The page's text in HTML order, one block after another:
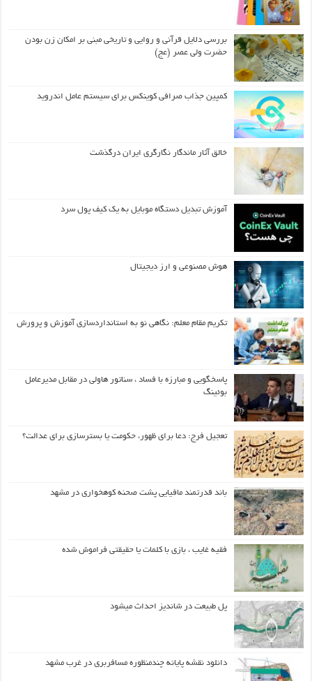
بررسی دلایل قرآنی و روایی و تاریخی مبنی بر امکان زن بودن
حضرت ولی عصر (عج)
کمپین جذاب صرافی کوینکس برای سیستم عامل اندروید
خالق آثار ماندگار نگارگری ایران درگذشت
آموزش تبدیل دستگاه موبایل به یک کیف‌ پول سرد
هوش مصنوعی و ارز دیجیتال
تکریم مقام معلم: نگاهی نو به استانداردسازی آموزش و پرورش
پاسخگویی و مبارزه با فساد ، سناتور هاولی در مقابل مدیرعامل
بوئینگ
تعجیل فرج: دعا برای ظهور، حکومت یا بسترسازی برای عدالت؟
باند قدرتمند مافیایی پشت صحنه کوهخواری در مشهد
فقیه غایب ، بازی با کلمات یا حقیقتی فراموش شده
پل طبیعت در شاندیز احداث میشود
دانلود نقشه پایانه چندمنظوره مسافربری در غرب مشهد